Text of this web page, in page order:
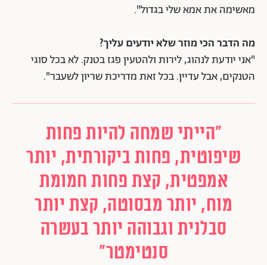
מאשימה את אמא שלי בגדול".
מה הדבר הכי מוזר שלא יודעים עליך?
"אני יודעת לנהוג, לירות ולהטעין פגז בטנק. לא בכל סוגי
הטנקים, אבל עדיין. בכל זאת מדריכת שריון לשעבר".
"הייתי שמחה להיות פחות
שיפוטית, פחות ביקורתית, יותר
אמפטית, קצת פחות חמומת
מוח, יותר מבסוטה, קצת יותר
סבלנית וגבוהה יותר בעשרה
סנטימטר"